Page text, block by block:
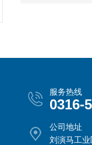
服务热线
0316-
公司地址
刘演马工业